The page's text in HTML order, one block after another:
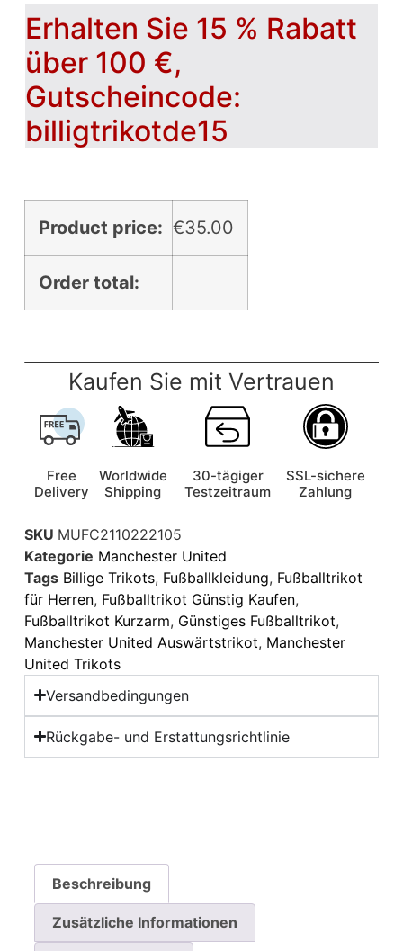
Erhalten Sie 15 % Rabatt
über 100 €,
Gutscheincode:
billigtrikotde15
Product price: €35.00
Order total:
Kaufen Sie mit Vertrauen
Free
Delivery
Worldwide
Shipping
30-tägiger
Testzeitraum
SSL-sichere
Zahlung
SKU MUFC2110222105
Kategorie Manchester United
Tags Billige Trikots, Fußballkleidung, Fußballtrikot
für Herren, Fußballtrikot Günstig Kaufen,
Fußballtrikot Kurzarm, Günstiges Fußballtrikot,
Manchester United Auswärtstrikot, Manchester
United Trikots
Versandbedingungen
Rückgabe- und Erstattungsrichtlinie
Beschreibung
Zusätzliche Informationen